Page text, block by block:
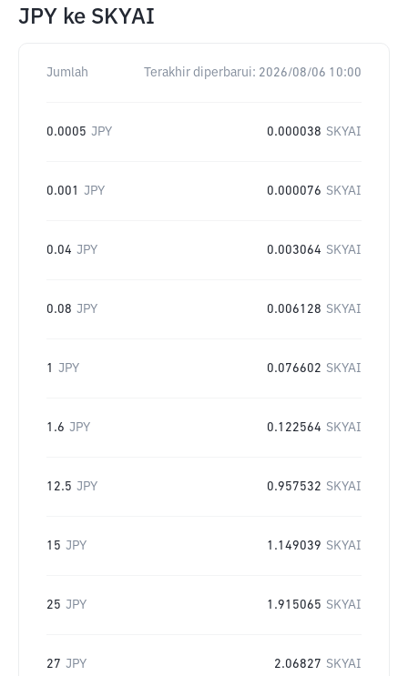
JPY ke SKYAI
Jumlah Terakhir diperbarui: 2026/08/06 10:00
0.0005 JPY 0.000038 SKYAI
0.001 JPY 0.000076 SKYAI
0.04 JPY 0.003064 SKYAI
0.08 JPY 0.006128 SKYAI
1 JPY 0.076602 SKYAI
1.6 JPY 0.122564 SKYAI
12.5 JPY 0.957532 SKYAI
15 JPY 1.149039 SKYAI
25 JPY 1.915065 SKYAI
27 JPY 2.06827 SKYAI